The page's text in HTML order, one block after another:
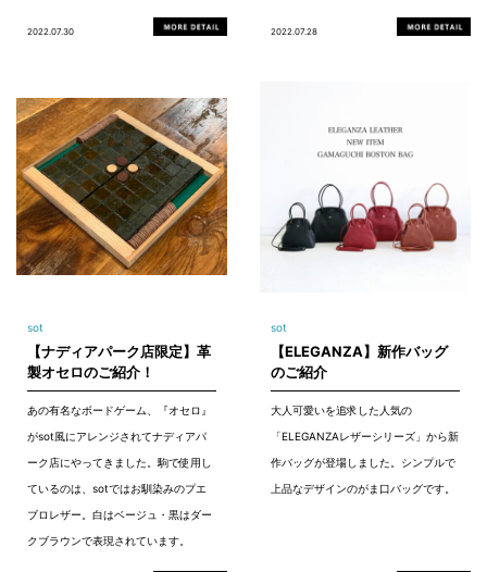
2022.07.30 2022.07.28
sot
【ナディアパーク店限定】革
製オセロのご紹介！
あの有名なボードゲーム、『オセロ』
がsot風にアレンジされてナディアパ
ーク店にやってきました。駒で使用し
ているのは、sotではお馴染みのプエ
ブロレザー。白はベージュ・黒はダー
クブラウンで表現されています。
sot
【ELEGANZA】新作バッグ
のご紹介
大人可愛いを追求した人気の
「ELEGANZAレザーシリーズ」から新
作バッグが登場しました。シンプルで
上品なデザインのがま口バッグです。